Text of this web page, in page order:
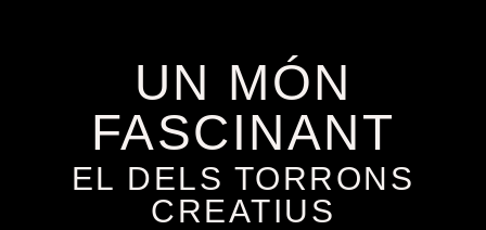
UN MÓN
FASCINANT
EL DELS TORRONS
CREATIUS